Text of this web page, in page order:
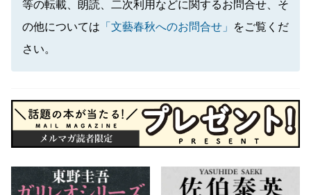
等の転載、朗読、二次利用などに関するお問合せ、そ
の他については 「文藝春秋へのお問合せ」
をご覧くだ
さい。